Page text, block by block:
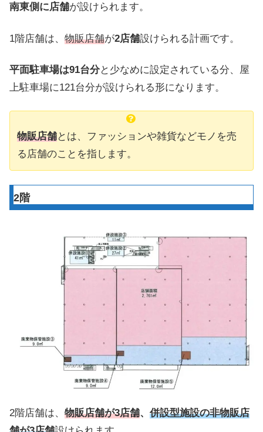
南東側に店舗が設けられます。
1階店舗は、 物販店舗が2店舗設けられる計画です。
平面駐車場は91台分と少なめに設定されている分、屋
上駐車場に121台分が設けられる形になります。
物販店舗とは、ファッションや雑貨などモノを売
る店舗のことを指します。
2階
2階店舗は、 物販店舗が3店舗、 併設型施設の非物販店